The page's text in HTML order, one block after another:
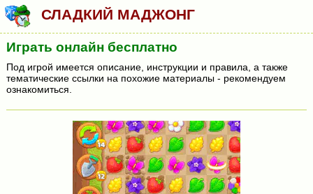
СЛАДКИЙ МАДЖОНГ
Играть онлайн бесплатно
Под игрой имеется описание, инструкции и правила, а также
тематические ссылки на похожие материалы - рекомендуем
ознакомиться.